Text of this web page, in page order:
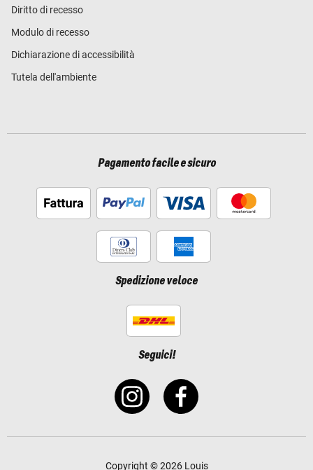
Diritto di recesso
Modulo di recesso
Dichiarazione di accessibilità
Tutela dell'ambiente
Pagamento facile e sicuro
Spedizione veloce
Seguici!
Copyright © 2026 Louis